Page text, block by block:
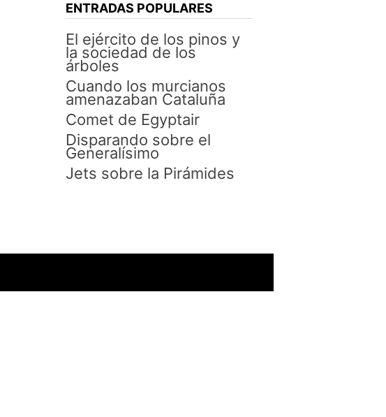
ENTRADAS POPULARES
El ejército de los pinos y
la sociedad de los
árboles
Cuando los murcianos
amenazaban Cataluña
Comet de Egyptair
Disparando sobre el
Generalísimo
Jets sobre la Pirámides